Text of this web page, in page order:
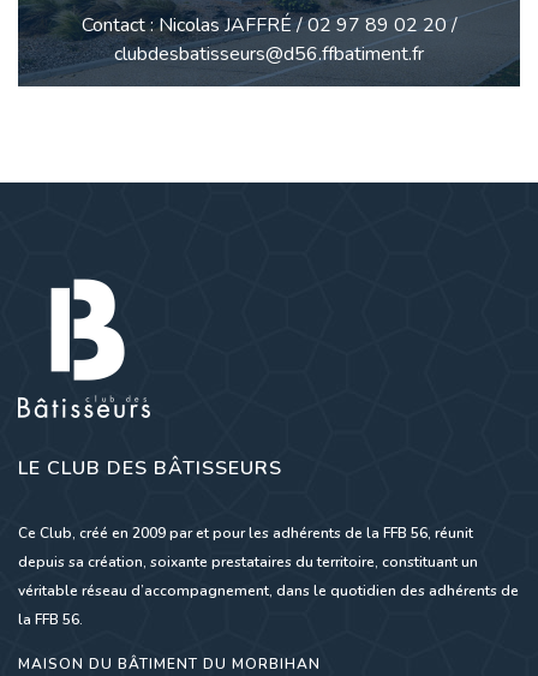
Contact : Nicolas JAFFRÉ / 02 97 89 02 20 /
clubdesbatisseurs@d56.ffbatiment.fr
LE CLUB DES BÂTISSEURS
Ce Club, créé en 2009 par et pour les adhérents de la FFB 56, réunit
depuis sa création, soixante prestataires du territoire, constituant un
véritable réseau d’accompagnement, dans le quotidien des adhérents de
la FFB 56.
MAISON DU BÂTIMENT DU MORBIHAN